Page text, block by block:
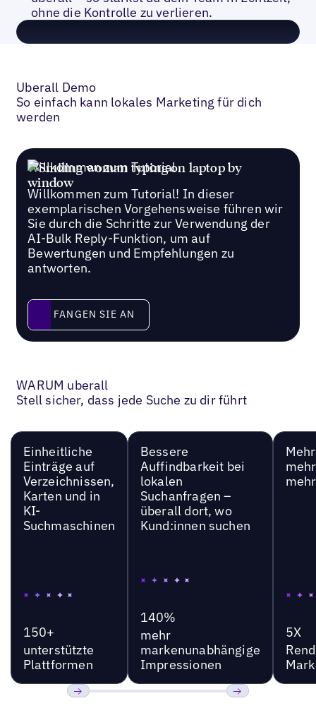
ohne die Kontrolle zu verlieren.
Uberall Demo
So einfach kann lokales Marketing für dich
werden
Willkommen zum Tutorial
Willkommen zum Tutorial! In dieser
exemplarischen Vorgehensweise führen wir
Sie durch die Schritte zur Verwendung der
AI-Bulk Reply-Funktion, um auf
Bewertungen und Empfehlungen zu
antworten.
Fangen Sie an
FANGEN SIE AN
WARUM uberall
Stell sicher, dass jede Suche zu dir führt
Einheitliche
Einträge auf
Verzeichnissen,
Karten und in
KI-
Suchmaschinen
150+
unterstützte
Plattformen
Bessere
Auffindbarkeit bei
lokalen
Suchanfragen –
überall dort, wo
Kund:innen suchen
140%
mehr
markenunabhängige
Impressionen
5X